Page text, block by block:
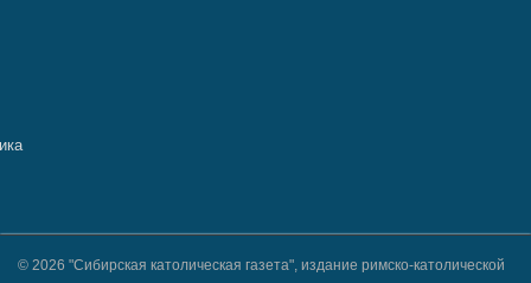
© 2026 "Сибирская католическая газета", издание римско-католической